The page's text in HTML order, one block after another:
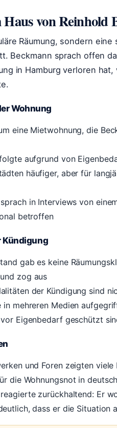
von Reinhold
Räumung, sondern eine
Beckmann sprach offen
in Hamburg verloren
Wohnung
eine Mietwohnung, die
aufgrund von
häufiger, aber für
in Interviews von
betroffen
Kündigung
gab es keine
zog aus
der Kündigung sind
mehreren Medien
Eigenbedarf geschützt
und Foren zeigten
die Wohnungsnot in
zurückhaltend: Er
dass er die Situation